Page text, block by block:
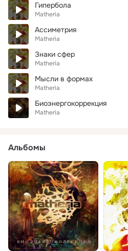
Гипербола
Matheria
Ассиметрия
Matheria
Знаки сфер
Matheria
Мысли в формах
Matheria
Биоэнергокоррекция
Matheria
Альбомы